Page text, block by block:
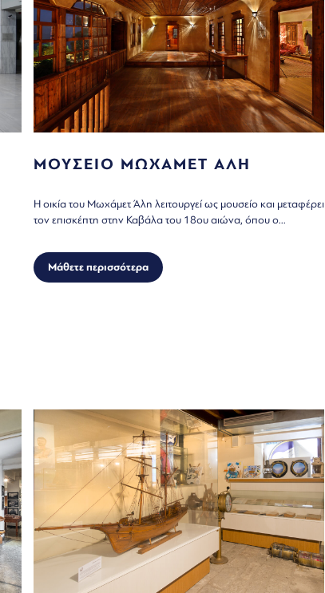
ΜΟΥΣΕΙΟ ΜΩΧΑΜΕΤ ΑΛΗ
Η οικία του Μωχάμετ Άλη λειτουργεί ως μουσείο και μεταφέρει
τον επισκέπτη στην Καβάλα του 18ου αιώνα, όπου ο...
Μάθετε περισσότερα